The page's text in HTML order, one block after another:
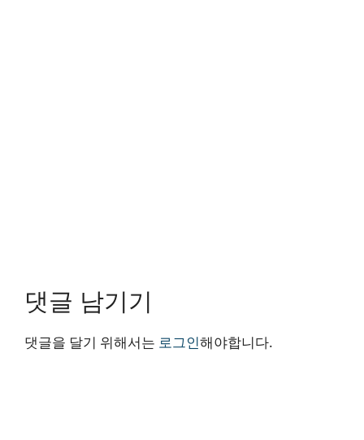
댓글 남기기
댓글을 달기 위해서는 로그인해야합니다.